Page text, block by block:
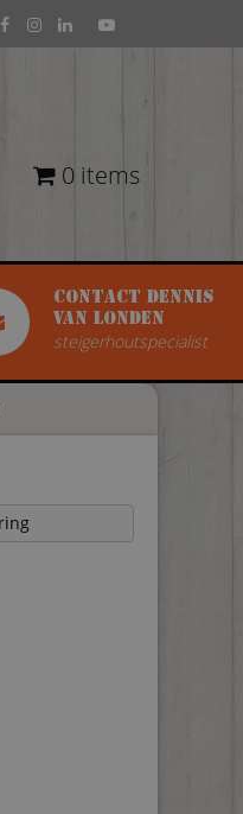
Contact Dennis
van Londen
steigerhoutspecialist
0 items